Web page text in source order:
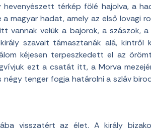
hevenyészett térkép fölé hajolva, a
magyar hadat, amely az első lovagi
vannak velük a bajorok, a szászok,
szavait támasztanák alá, kintről
kéjesen terpeszkedett el az
ezt a csatát itt, a Morva
tenger fogja határolni a szláv
visszatért az élet. A király